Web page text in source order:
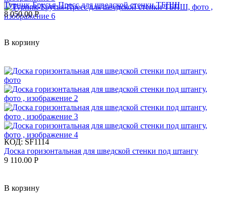
Турник-Брусья-Пресс для шведской стенки ТБПШ
8 050.00 Р
В корзину
КОД: SF1114
Доска горизонтальная для шведской стенки под штангу
9 110.00 Р
В корзину